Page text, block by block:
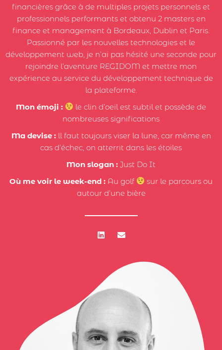
financières grâce à de multiples projets personnels et
professionnels performants et obtenu 2 masters en
finance et management à Bordeaux, Dublin et Paris.
Passionné par les nouvelles technologies et le
développement web, je n’ai pas hésité une seconde pour
rejoindre l’aventure REGIDOM et mettre mon
expérience au service du développement technique de
la plateforme.
Mon émoji :
le clin d’oeil est subtil et possède de
nombreuses significations
Ma devise :ll faut toujours viser la lune, car même en
cas d’échec, on atterrit dans les étoiles
Mon slogan : Just Do It
Où me voir le week-end :Au golf
sur le parcours ou
autour d’une bière